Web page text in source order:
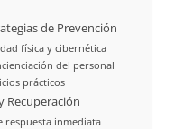
de Prevención
física y cibernética
del personal
prácticos
Recuperación
respuesta inmediata